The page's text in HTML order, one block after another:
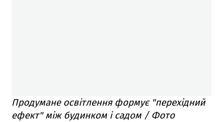
Продумане освітлення формує "перехідний
ефект" між будинком і садом / Фото